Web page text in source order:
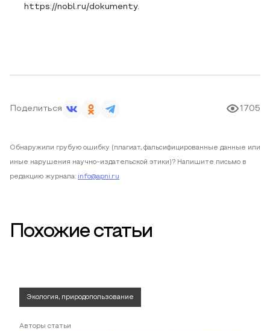
https://nobl.ru/dokumenty.
Поделиться 1705
Обнаружили грубую ошибку (плагиат, фальсифицированные данные или
иные нарушения научно-издательской этики)? Напишите письмо в
редакцию журнала: info@apni.ru
Похожие статьи
Экология, природопользование
Авторы статьи